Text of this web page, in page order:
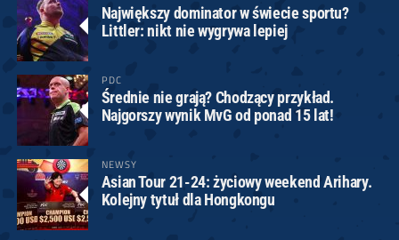
Największy dominator w świecie sportu?
Littler: nikt nie wygrywa lepiej
PDC
Średnie nie grają? Chodzący przykład.
Najgorszy wynik MvG od ponad 15 lat!
NEWSY
Asian Tour 21-24: życiowy weekend Arihary.
Kolejny tytuł dla Hongkongu